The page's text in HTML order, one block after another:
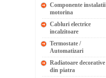
Componente instalatii
motorina
Cabluri electrice
incalzitoare
Termostate /
Automatizari
Radiatoare decorative
din piatra